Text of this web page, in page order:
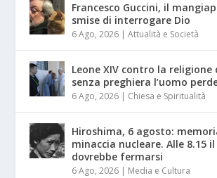
Francesco Guccini, il
smise di interrogare Dio
6 Ago, 2026 |Attualità e Società
Leone XIV contro la religione
senza preghiera l’uomo
6 Ago, 2026 | Chiesa e Spiritualità
Hiroshima, 6 agosto:
minaccia nucleare. Alle 8.15
dovrebbe fermarsi
6 Ago, 2026 | Media e Cultura